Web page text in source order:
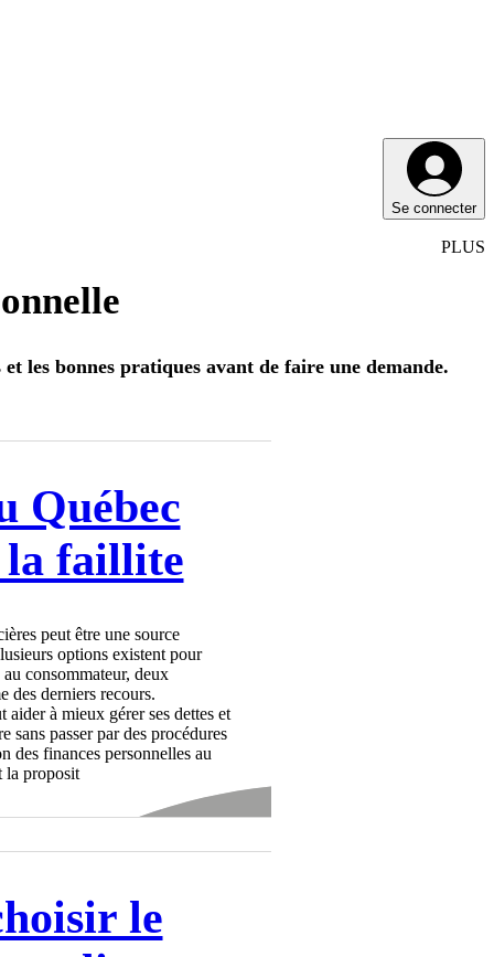
Se connecter
PLUS
les bonnes pratiques avant de faire une demande.
Québec
faillite
peut être une source
options existent pour
consommateur, deux
des derniers recours.
aider à mieux gérer ses dettes et
sans passer par des procédures
des finances personnelles au
la proposit
le